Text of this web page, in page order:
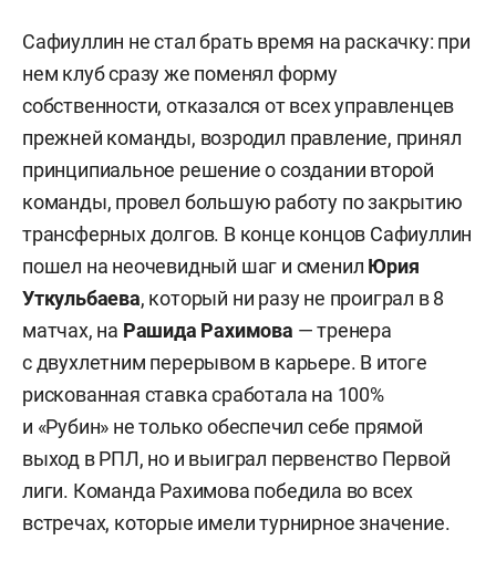
Сафиуллин не стал брать время на раскачку: при
нем клуб сразу же поменял форму
собственности, отказался от всех управленцев
прежней команды, возродил правление, принял
принципиальное решение о создании второй
команды, провел большую работу по закрытию
трансферных долгов. В конце концов Сафиуллин
пошел на неочевидный шаг и сменил Юрия
Уткульбаева, который ни разу не проиграл в 8
матчах, на Рашида Рахимова — тренера
с двухлетним перерывом в карьере. В итоге
рискованная ставка сработала на 100%
и «Рубин» не только обеспечил себе прямой
выход в РПЛ, но и выиграл первенство Первой
лиги. Команда Рахимова победила во всех
встречах, которые имели турнирное значение.